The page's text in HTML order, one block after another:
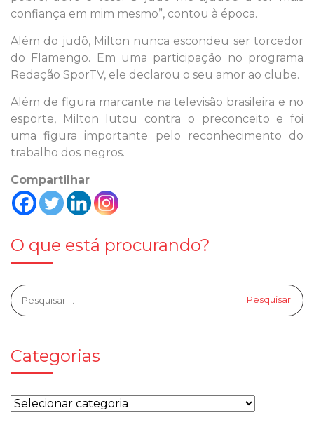
confiança em mim mesmo”, contou à época.
Além do judô, Milton nunca escondeu ser torcedor
do Flamengo. Em uma participação no programa
Redação SporTV, ele declarou o seu amor ao clube.
Além de figura marcante na televisão brasileira e no
esporte, Milton lutou contra o preconceito e foi
uma figura importante pelo reconhecimento do
trabalho dos negros.
Compartilhar
O que está procurando?
Categorias